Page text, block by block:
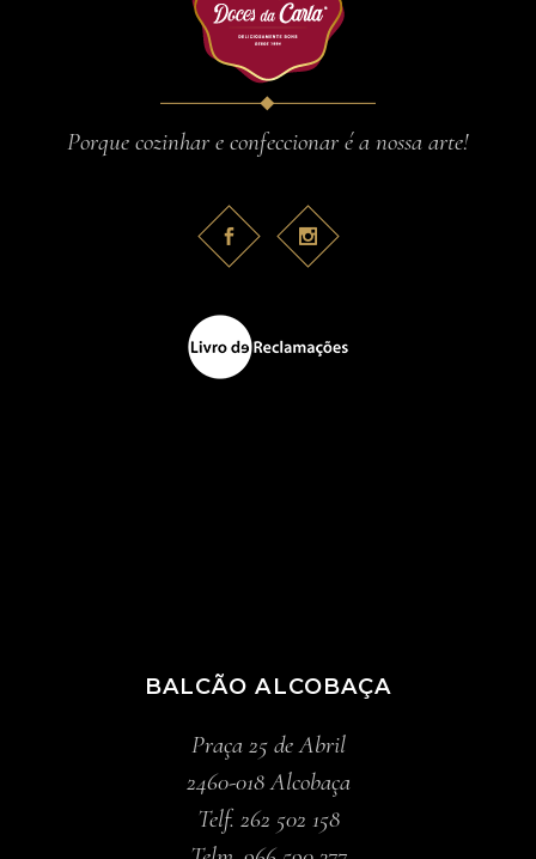
Porque cozinhar e confeccionar é a nossa arte!
BALCÃO ALCOBAÇA
Praça 25 de Abril
2460-018 Alcobaça
Telf. 262 502 158